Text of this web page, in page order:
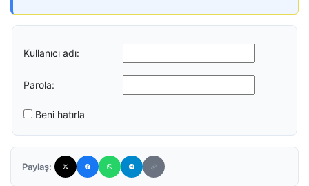
Kullanıcı adı:
Parola:
Beni hatırla
Paylaş: